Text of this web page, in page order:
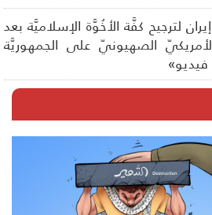
لترجيح كفَّة الأخُوَّة الإسلاميَّة بعد
الصهيونيّ على الجمهوريَّة